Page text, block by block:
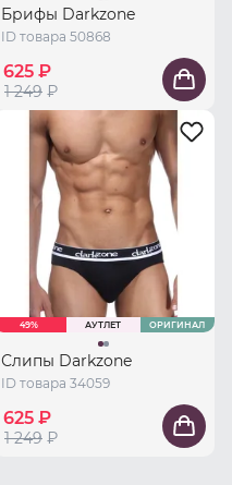
Брифы Darkzone
ID товара 50868
625 ₽
1 249 ₽
49% АУТЛЕТ ОРИГИНАЛ
Слипы Darkzone
ID товара 34059
625 ₽
1 249 ₽